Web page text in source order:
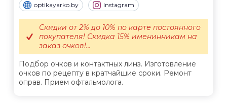
optikayarko.by Instagram
Подбор очков и контактных линз. Изготовление
очков по рецепту в кратчайшие сроки. Ремонт
оправ. Прием офтальмолога.
Скидки от 2% до 10% по карте постоянного
покупателя! Скидка 15% именинникам на
заказ очков!...